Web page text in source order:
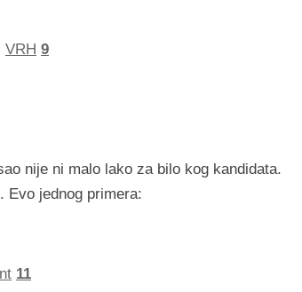
VRH 9
nije ni malo lako za bilo kog kandidata.
Evo jednog primera:
11